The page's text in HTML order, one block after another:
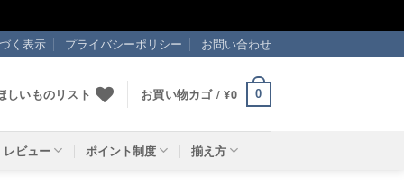
く表示 プライバシーポリシー お問い合わせ
しいものリスト お買い物カゴ /¥0 0
レビュー ポイント制度 揃え方